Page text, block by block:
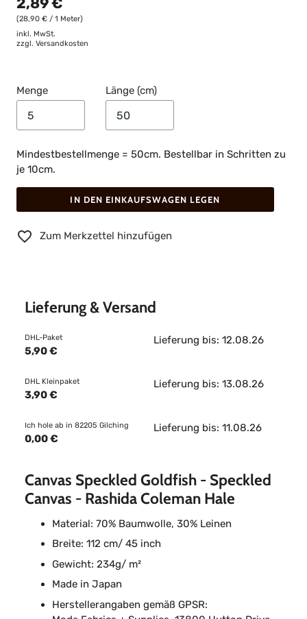
(28,90 € / 1 Meter)
inkl. MwSt.
zzgl. Versandkosten
Menge Länge (cm)
Mindestbestellmenge = 50cm. Bestellbar in Schritten zu
je 10cm.
IN DEN EINKAUFSWAGEN LEGEN
Zum Merkzettel hinzufügen
Lieferung & Versand
DHL-Paket
5,90 €
Lieferung bis: 12.08.26
DHL Kleinpaket
3,90 €
Lieferung bis: 13.08.26
Ich hole ab in 82205 Gilching
0,00 €
Lieferung bis: 11.08.26
Canvas Speckled Goldfish - Speckled
Canvas - Rashida Coleman Hale
Material: 70% Baumwolle, 30% Leinen
Breite: 112 cm/ 45 inch
Gewicht: 234g/ m²
Made in Japan
Herstellerangaben gemäß GPSR: